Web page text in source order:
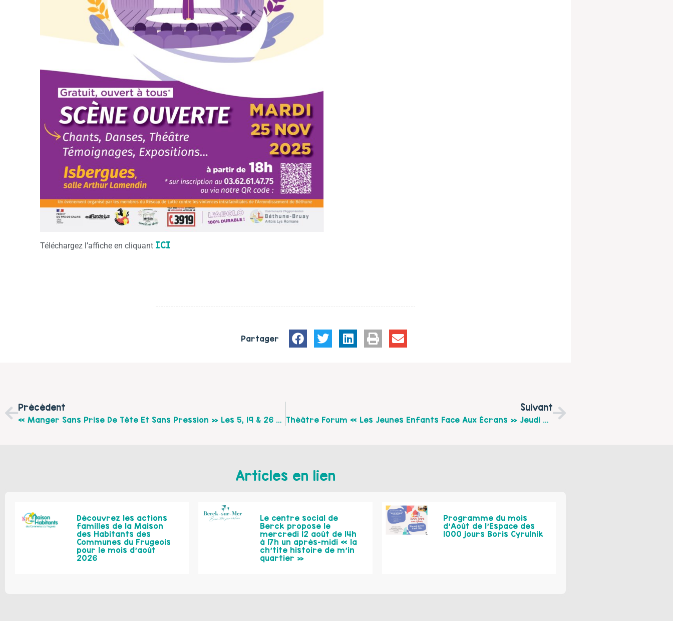
Téléchargez l’affiche en cliquant ICI
Partager
Précédent
« Manger Sans Prise De Tête Et Sans Pression » Les 5, 19 & 26 Novembre À Béthune
Suivant
Théâtre Forum « Les Jeunes Enfants Face Aux Écrans » Jeudi 20 Novembre
Articles en lien
Découvrez les actions
familles de la Maison
des Habitants des
Communes du Frugeois
pour le mois d’août
2026
Le centre social de
Berck propose le
mercredi 12 août de 14h
à 17h un après-midi « la
ch’tite histoire de m’in
quartier »
Programme du mois
d’Août de l’Espace des
1000 jours Boris Cyrulnik